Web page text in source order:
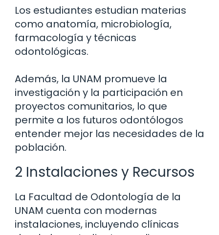
Los estudiantes estudian materias
como anatomía, microbiología,
farmacología y técnicas
odontológicas.
Además, la UNAM promueve la
investigación y la participación en
proyectos comunitarios, lo que
permite a los futuros odontólogos
entender mejor las necesidades de la
población.
2 Instalaciones y Recursos
La Facultad de Odontología de la
UNAM cuenta con modernas
instalaciones, incluyendo clínicas